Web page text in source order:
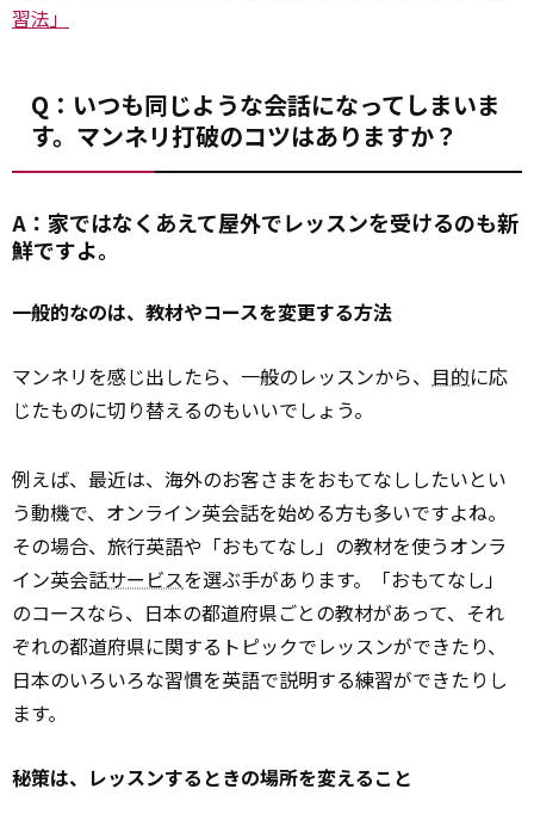
習法」
Q：いつも同じような会話になってしまいま
す。マンネリ打破のコツはありますか？
A：家ではなくあえて屋外でレッスンを受けるのも新
鮮ですよ。
一般的なのは、教材やコースを変更する方法
マンネリを感じ出したら、一般のレッスンから、 目的に応
じたものに切り替えるのもいいでしょう。
例えば、最近は、海外のお客さまをおもてなししたいとい
う動機で、オンライン英会話を始める方も多いですよね。
その場合、旅行英語や「おもてなし」の教材を使うオンラ
イン英会話サービスを選ぶ手があります。「おもてなし」
のコースなら、日本の都道府県ごとの教材があって、それ
ぞれの都道府県に関するトピックでレッスンができたり、
日本のいろいろな習慣を英語で説明する練習ができたりし
ます。
秘策は、レッスンするときの場所を変えること